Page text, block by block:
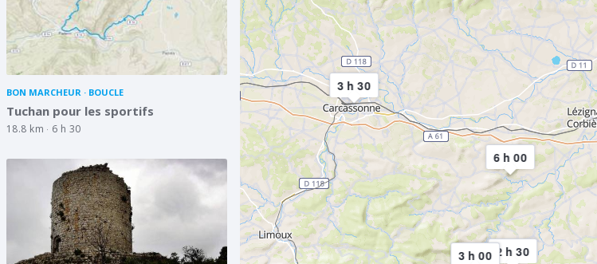
BON MARCHEUR BOUCLE
Tuchan pour les sportifs
18.8 km 6 h 30
2 h 30
3 h 00
3 h 30
6 h 00